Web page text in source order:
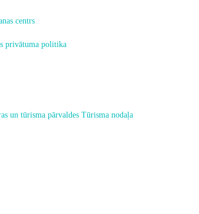
centrs
privātuma politika
un tūrisma pārvaldes Tūrisma nodaļa